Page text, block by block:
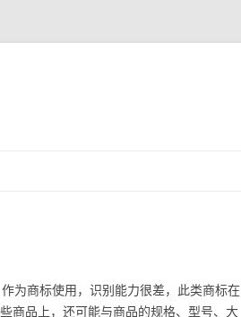
为商标使用，识别能力很差，此类商标在
商品上，还可能与商品的规格、型号、大